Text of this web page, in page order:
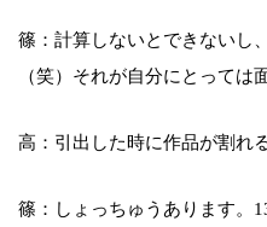
篠：計算しないとできないし
（笑）それが自分にとっては
高：引出した時に作品が割れ
篠：しょっちゅうあります。